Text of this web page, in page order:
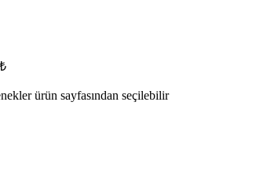
ürün sayfasından seçilebilir